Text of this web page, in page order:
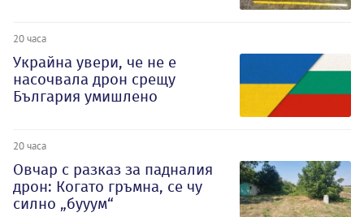
20 часа
Украйна увери, че не е
насочвала дрон срещу
България умишлено
20 часа
Овчар с разказ за падналия
дрон: Когато гръмна, се чу
силно „бууум“